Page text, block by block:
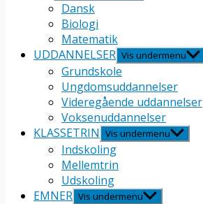
Dansk
Biologi
Matematik
UDDANNELSER Vis undermenu
Grundskole
Ungdomsuddannelser
Videregående uddannelser
Voksenuddannelser
KLASSETRIN Vis undermenu
Indskoling
Mellemtrin
Udskoling
EMNER Vis undermenu